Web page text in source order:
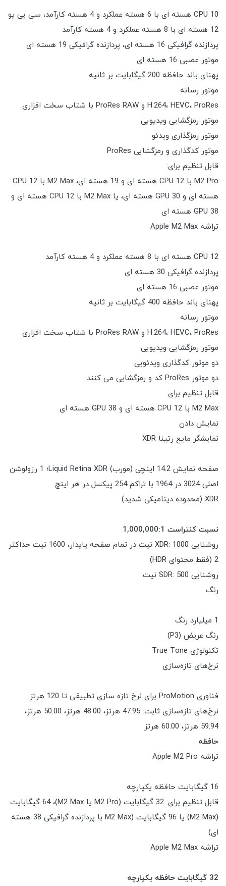
CPU 10 هسته ای با 6 هسته عملکرد و 4 هسته کارآمد، سی پی یو
12 هسته ای با 8 هسته عملکرد و 4 هسته کارآمد
پردازنده گرافیکی 16 هسته ای، پردازنده گرافیکی 19 هسته ای
موتور عصبی 16 هسته ای
پهنای باند حافظه 200 گیگابایت بر ثانیه
موتور رسانه
H.264، HEVC، ProRes و ProRes RAW با شتاب سخت افزاری
موتور رمزگشایی ویدیویی
موتور رمزگذاری ویدئو
موتور کدگذاری و رمزگشایی ProRes
قابل تنظیم برای:
M2 Pro با CPU 12 هسته ای و 19 هسته ای، M2 Max با CPU 12
هسته ای و GPU 30 هسته ای، یا M2 Max با CPU 12 هسته ای و
GPU 38 هسته ای
تراشه Apple M2 Max
CPU 12 هسته ای با 8 هسته عملکرد و 4 هسته کارآمد
پردازنده گرافیکی 30 هسته ای
موتور عصبی 16 هسته ای
پهنای باند حافظه 400 گیگابایت بر ثانیه
موتور رسانه
H.264، HEVC، ProRes و ProRes RAW با شتاب سخت افزاری
موتور رمزگشایی ویدیویی
دو موتور کدگذاری ویدئویی
دو موتور ProRes کد و رمزگشایی می کنند
قابل تنظیم برای:
M2 Max با CPU 12 هسته ای و GPU 38 هسته ای
نمایش دادن
نمایشگر مایع رتینا XDR
صفحه نمایش 14.2 اینچی (مورب) Liquid Retina XDR؛ 1 رزولوشن
اصلی 3024 در 1964 با تراکم 254 پیکسل در هر اینچ
XDR (محدوده دینامیکی شدید)
نسبت کنتراست 1,000,000:1
روشنایی XDR: 1000 نیت در تمام صفحه پایدار، 1600 نیت حداکثر
2 (فقط محتوای HDR)
روشنایی SDR: 500 نیت
رنگ
1 میلیارد رنگ
رنگ عریض (P3)
تکنولوژی True Tone
نرخ‌های تازه‌سازی
فناوری ProMotion برای نرخ تازه سازی تطبیقی تا 120 هرتز
نرخ‌های تازه‌سازی ثابت: 47.95 هرتز، 48.00 هرتز، 50.00 هرتز،
59.94 هرتز، 60.00 هرتز
حافظه
تراشه Apple M2 Pro
16 گیگابایت حافظه یکپارچه
قابل تنظیم برای: 32 گیگابایت (M2 Pro یا M2 Max)، 64 گیگابایت
(M2 Max) یا 96 گیگابایت (M2 Max با پردازنده گرافیکی 38 هسته
ای)
تراشه Apple M2 Max
32 گیگابایت حافظه یکپارچه